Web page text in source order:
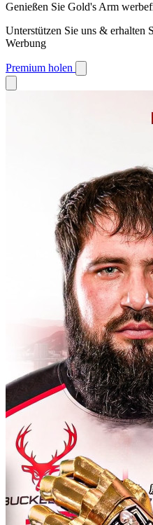
Genießen Sie Gold's Arm
Unterstützen Sie uns & erhalten
Werbung
Premium holen